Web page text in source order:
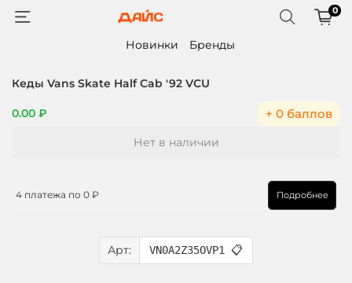
0
Новинки Бренды
Кеды Vans Skate Half Cab '92 VCU
0.00 ₽ + 0 баллов
Арт: VN0A2Z35OVP1 📋
Нет в наличии
4 платежа по 0 ₽ Подробнее